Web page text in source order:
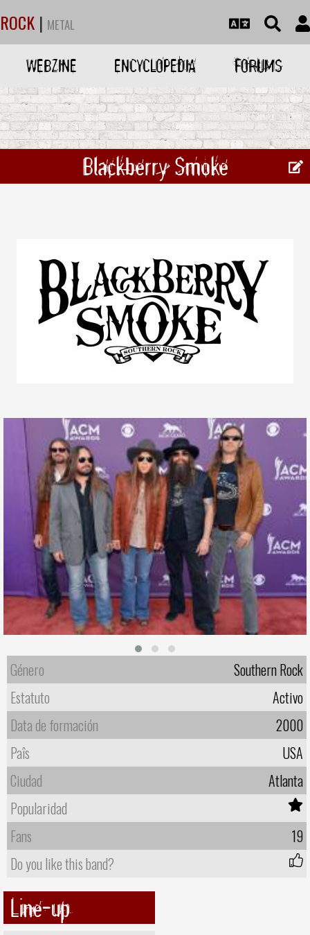
ROCK | METAL
WEBZINE ENCYCLOPEDIA FORUMS
Blackberry Smoke
Género
Southern Rock
Estatuto
Activo
Data de formación
2000
Paîs
USA
Ciudad
Atlanta
Popularidad
Fans
19
Do you like this band?
Line-up